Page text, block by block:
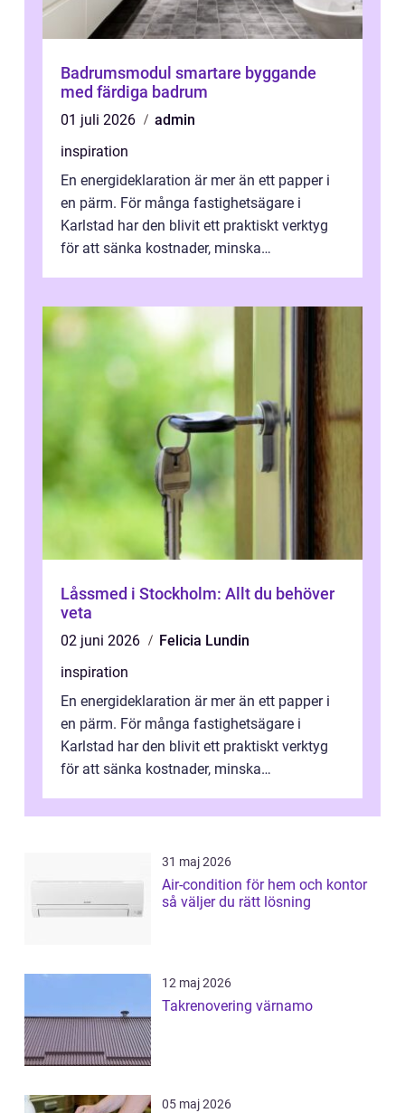
Badrumsmodul smartare byggande
med färdiga badrum
01 juli 2026
admin
inspiration
En energideklaration är mer än ett papper i
en pärm. För många fastighetsägare i
Karlstad har den blivit ett praktiskt verktyg
för att sänka kostnader, minska
Låssmed i Stockholm: Allt du behöver
veta
02 juni 2026
Felicia Lundin
inspiration
En energideklaration är mer än ett papper i
en pärm. För många fastighetsägare i
Karlstad har den blivit ett praktiskt verktyg
för att sänka kostnader, minska
31 maj 2026
Air-condition för hem och kontor
så väljer du rätt lösning
12 maj 2026
Takrenovering värnamo
05 maj 2026